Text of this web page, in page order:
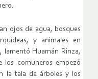
ojos de agua, bosques
y animales en
Huamán Rinza,
los comuneros empezó
la tala de árboles y los